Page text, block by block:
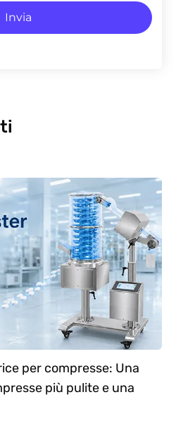
Invia
per compresse: Una
più pulite e una